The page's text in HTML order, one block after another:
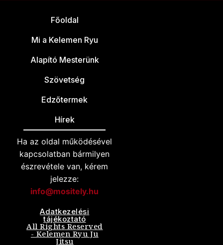
Főoldal
Mi a Kelemen Ryu
Alapító Mesterünk
Szövetség
Edzőtermek
Hírek
Ha az oldal működésével
kapcsolatban bármilyen
észrevétele van, kérem
jelezze:
info@mositely.hu
Adatkezelési
tájékoztató
All Rights Reserved
- Kelemen Ryu Ju
Jitsu